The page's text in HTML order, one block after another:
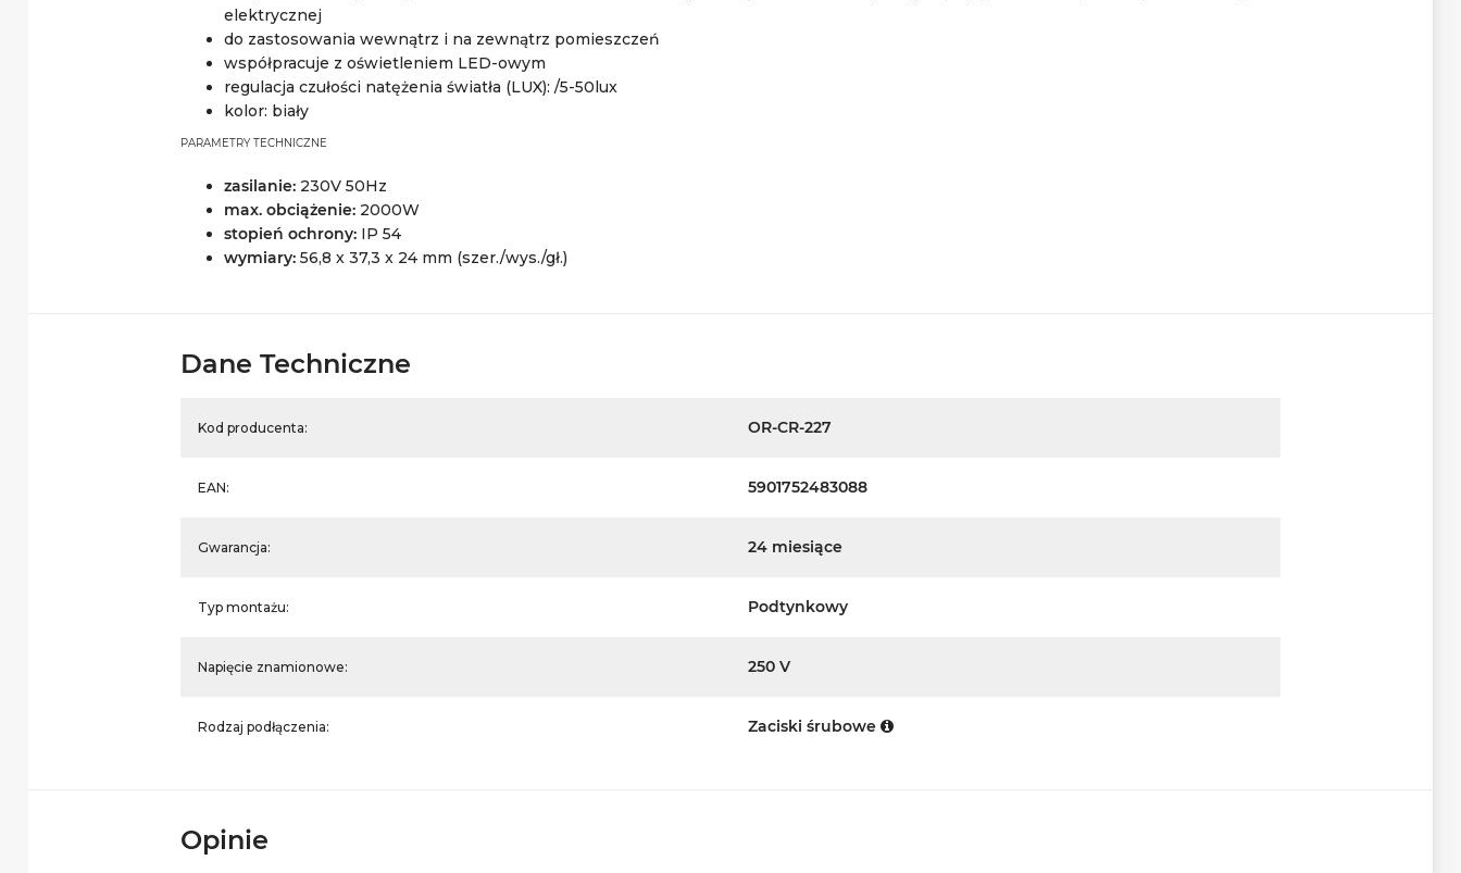
elektrycznej
do zastosowania wewnątrz i na zewnątrz pomieszczeń
współpracuje z oświetleniem LED-owym
regulacja czułości natężenia światła (LUX): /5-50lux
kolor: biały
PARAMETRY TECHNICZNE
zasilanie: 230V 50Hz
max. obciążenie: 2000W
stopień ochrony: IP 54
wymiary: 56,8 x 37,3 x 24 mm (szer./wys./gł.)
Dane Techniczne
Kod producenta: OR-CR-227
EAN: 5901752483088
Gwarancja: 24 miesiące
Typ montażu: Podtynkowy
Napięcie znamionowe: 250 V
Rodzaj podłączenia: Zaciski śrubowe
Opinie